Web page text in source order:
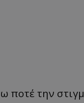
ποτέ την